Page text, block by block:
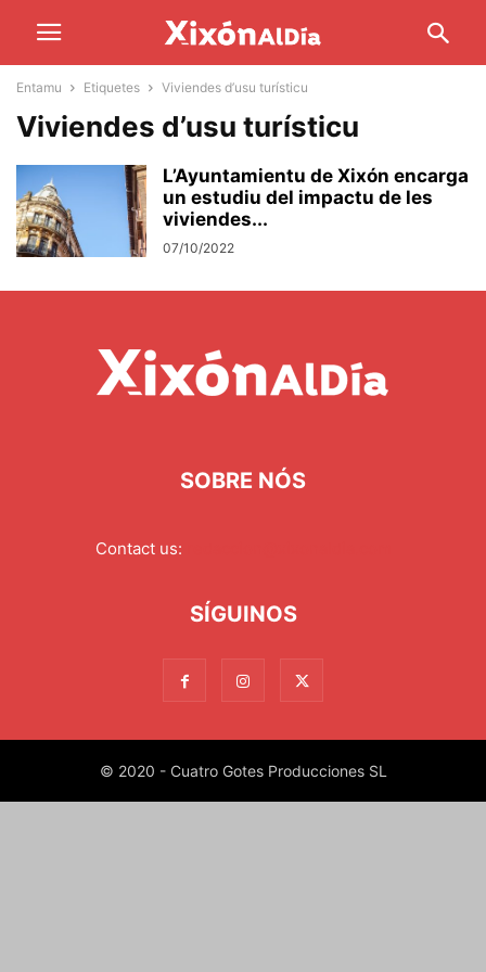
Entamu Etiquetes Viviendes d’usu turísticu
Viviendes d’usu turísticu
L’Ayuntamientu de Xixón encarga
un estudiu del impactu de les
viviendes...
07/10/2022
SOBRE NÓS
Contact us:
SÍGUINOS
© 2020 - Cuatro Gotes Producciones SL